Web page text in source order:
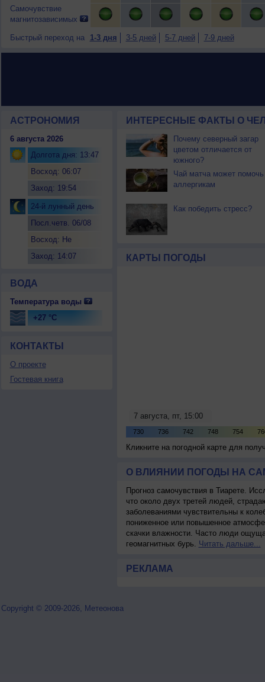
Самочувствие
магнитозависимых
Быстрый переход на 1-3 дня 3-5 дней 5-7 дней 7-9 дней
АСТРОНОМИЯ
6 августа 2026
Долгота дня: 13:47
Восход: 06:07
Заход: 19:54
24-й лунный день
Посл.четв. 06/08
Восход: Не
Заход: 14:07
ВОДА
Температура воды
+27 °C
КОНТАКТЫ
О проекте
Гостевая книга
ИНТЕРЕСНЫЕ ФАКТЫ О
Почему северный загар
цветом отличается от
южного?
Чай матча может помочь
аллергикам
Как победить стресс?
КАРТЫ ПОГОДЫ
Кликните на погодной карте для
О ВЛИЯНИИ ПОГОДЫ НА
Прогноз самочувствия в Тиарете.
что около двух третей людей,
заболеваниями чувствительны к
пониженное или повышенное
скачки влажности. Часто люди
геомагнитных бурь. Читать дальше...
РЕКЛАМА
Copyright © 2009-2026, Метеонова